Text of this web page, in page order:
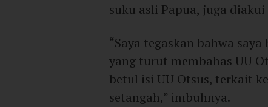
suku asli Papua, juga diakui
“Saya tegaskan bahwa
yang turut membahas UU
betul isi UU Otsus, terkait
setangah,” imbuhnya.